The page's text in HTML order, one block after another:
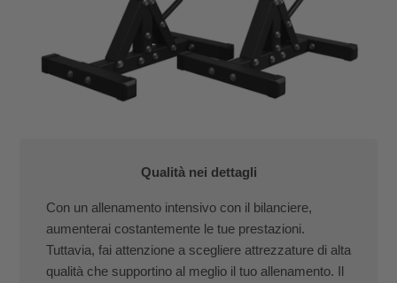
Qualità nei dettagli
Con un allenamento intensivo con il bilanciere,
aumenterai costantemente le tue prestazioni.
Tuttavia, fai attenzione a scegliere attrezzature di alta
qualità che supportino al meglio il tuo allenamento. Il